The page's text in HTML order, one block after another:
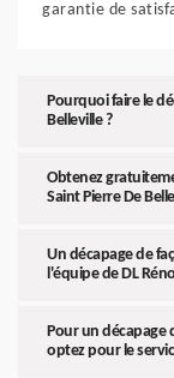
garantie de
Pourquoi faire le
Belleville ?
Obtenez
Saint Pierre De
Un décapage de
l'équipe de DL
Pour un décapage
optez pour le